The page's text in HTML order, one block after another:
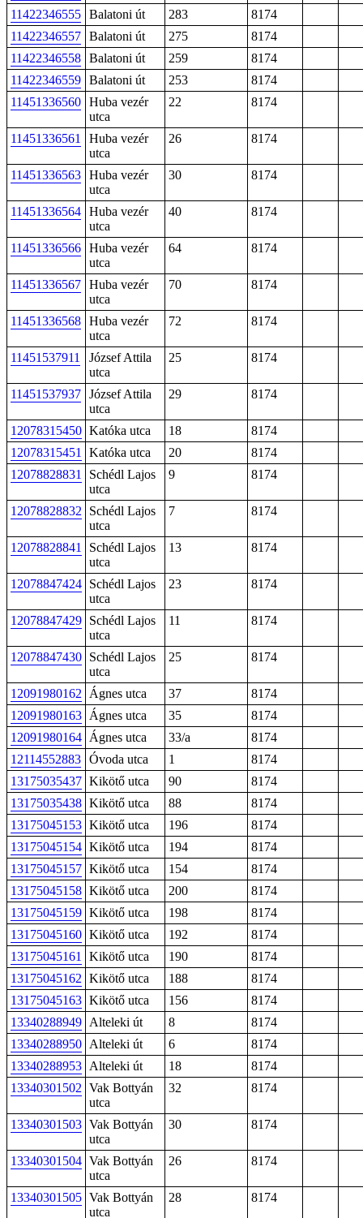
11422346555 Balatoni út 283
8174
11422346557 Balatoni út 275
8174
11422346558 Balatoni út 259
8174
11422346559 Balatoni út 253
8174
11451336560 Huba vezér
utca
22 8174
11451336561
Huba vezér
utca
26 8174
11451336563 Huba vezér
utca
30 8174
11451336564 Huba vezér
utca
40 8174
11451336566 Huba vezér
utca
64 8174
11451336567 Huba vezér
utca
70 8174
11451336568 Huba vezér
utca
72 8174
11451537911
József Attila
utca
25 8174
11451537937 József Attila
utca
29 8174
12078315450 Katóka utca 18
8174
12078315451
Katóka utca 20
8174
12078828831
Schédl Lajos
utca
9 8174
12078828832
Schédl Lajos
utca
7 8174
12078828841
Schédl Lajos
utca
13 8174
12078847424 Schédl Lajos
utca
23 8174
12078847429 Schédl Lajos
utca
11 8174
12078847430 Schédl Lajos
utca
25 8174
12091980162 Ágnes utca 37
8174
12091980163 Ágnes utca 35
8174
12091980164 Ágnes utca 33/a
8174
12114552883 Óvoda utca 1
8174
13175035437 Kikötő utca 90
8174
13175035438 Kikötő utca 88
8174
13175045153 Kikötő utca 196
8174
13175045154 Kikötő utca 194
8174
13175045157 Kikötő utca 154
8174
13175045158 Kikötő utca 200
8174
13175045159 Kikötő utca 198
8174
13175045160 Kikötő utca 192
8174
13175045161
Kikötő utca 190
8174
13175045162 Kikötő utca 188
8174
13175045163 Kikötő utca 156
8174
13340288949 Alteleki út 8
8174
13340288950 Alteleki út 6
8174
13340288953 Alteleki út 18
8174
13340301502 Vak Bottyán
utca
32 8174
13340301503 Vak Bottyán
utca
30 8174
13340301504 Vak Bottyán
utca
26 8174
13340301505 Vak Bottyán
utca
28 8174